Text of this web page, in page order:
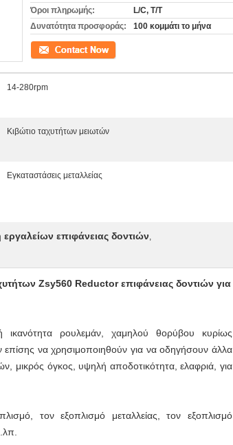
Όροι πληρωμής:
L/C, T/T
Δυνατότητα προσφοράς:
100 κομμάτι το μήνα
Επικοινωνία
14-280rpm
Κιβώτιο ταχυτήτων μειωτών
Εγκαταστάσεις μεταλλείας
εργαλείων επιφάνειας δοντιών,
Zsy560 Reductor επιφάνειας δοντιών για
ικανότητα ρουλεμάν, χαμηλού θορύβου κυρίως
να χρησιμοποιηθούν για να οδηγήσουν άλλα
μικρός όγκος, υψηλή αποδοτικότητα, ελαφριά, για
τον εξοπλισμό μεταλλείας, τον εξοπλισμό